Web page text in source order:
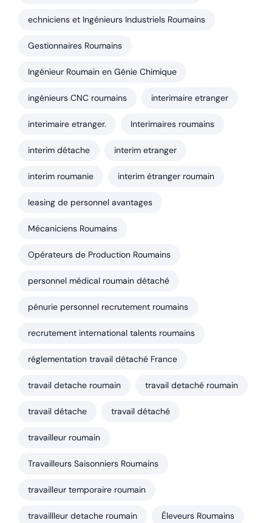
echniciens et Ingénieurs Industriels Roumains
Gestionnaires Roumains
Ingénieur Roumain en Génie Chimique
ingénieurs CNC roumains interimaire etranger
interimaire etranger. Interimaires roumains
interim détache interim etranger
interim roumanie interim étranger roumain
leasing de personnel avantages
Mécaniciens Roumains
Opérateurs de Production Roumains
personnel médical roumain détaché
pénurie personnel recrutement roumains
recrutement international talents roumains
réglementation travail détaché France
travail detache roumain travail detaché roumain
travail détache travail détaché
travailleur roumain
Travailleurs Saisonniers Roumains
travailleur temporaire roumain
travaillleur detache roumain Éleveurs Roumains